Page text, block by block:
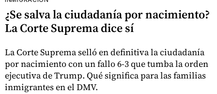
¿Se salva la ciudadanía por nacimiento?
La Corte Suprema dice sí
La Corte Suprema selló en definitiva la ciudadanía
por nacimiento con un fallo 6-3 que tumba la orden
ejecutiva de Trump. Qué significa para las familias
inmigrantes en el DMV.